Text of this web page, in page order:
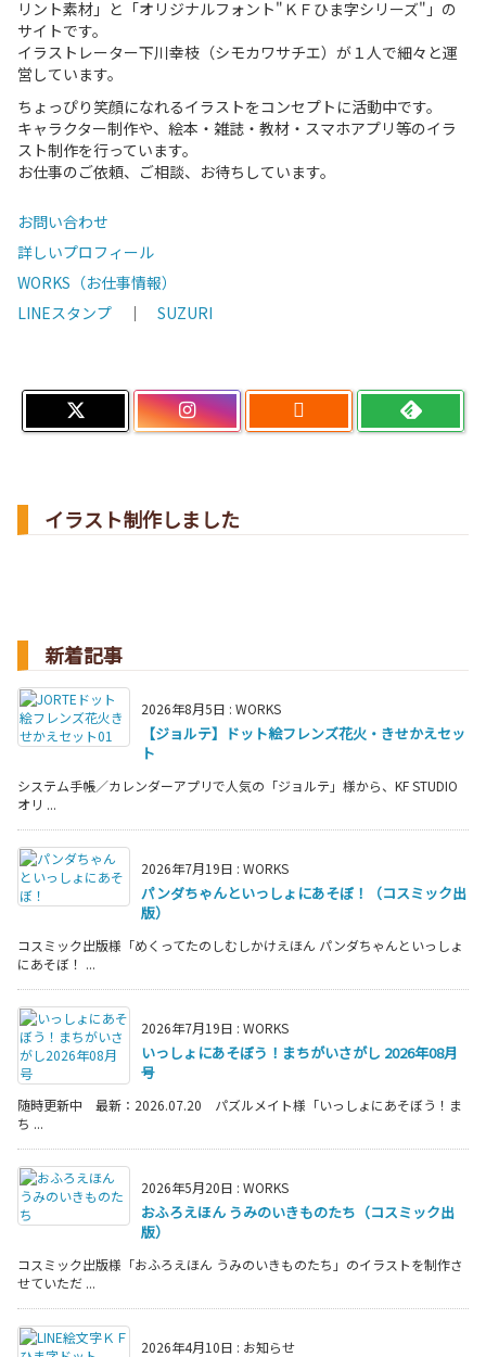
リント素材」と「オリジナルフォント"ＫＦひま字シリーズ"」の
サイトです。
イラストレーター下川幸枝（シモカワサチエ）が１人で細々と運
営しています。
ちょっぴり笑顔になれるイラストをコンセプトに活動中です。
キャラクター制作や、絵本・雑誌・教材・スマホアプリ等のイラ
スト制作を行っています。
お仕事のご依頼、ご相談、お待ちしています。
お問い合わせ
詳しいプロフィール
WORKS（お仕事情報）
LINEスタンプ ｜ SUZURI

イラスト制作しました
新着記事
2026年8月5日 : WORKS
【ジョルテ】ドット絵フレンズ花火・きせかえセッ
ト
システム手帳／カレンダーアプリで人気の「ジョルテ」様から、KF STUDIO
オリ ...
2026年7月19日 : WORKS
パンダちゃんといっしょにあそぼ！（コスミック出
版）
コスミック出版様「めくってたのしむしかけえほん パンダちゃんといっしょ
にあそぼ！ ...
2026年7月19日 : WORKS
いっしょにあそぼう！まちがいさがし 2026年08月
号
随時更新中 最新：2026.07.20 パズルメイト様「いっしょにあそぼう！ま
ち ...
2026年5月20日 : WORKS
おふろえほん うみのいきものたち（コスミック出
版）
コスミック出版様「おふろえほん うみのいきものたち」のイラストを制作さ
せていただ ...
2026年4月10日 : お知らせ